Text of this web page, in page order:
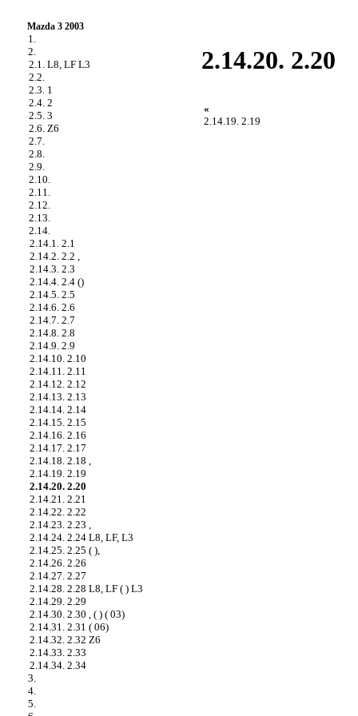
Mazda 3 2003
1.
2.
2.1. L8, LF L3
2.2.
2.3. 1
2.4. 2
2.5. 3
2.6. Z6
2.7.
2.8.
2.9.
2.10.
2.11.
2.12.
2.13.
2.14.
2.14.1. 2.1
2.14.2. 2.2 ,
2.14.3. 2.3
2.14.4. 2.4 ()
2.14.5. 2.5
2.14.6. 2.6
2.14.7. 2.7
2.14.8. 2.8
2.14.9. 2.9
2.14.10. 2.10
2.14.11. 2.11
2.14.12. 2.12
2.14.13. 2.13
2.14.14. 2.14
2.14.15. 2.15
2.14.16. 2.16
2.14.17. 2.17
2.14.18. 2.18 ,
2.14.19. 2.19
2.14.20. 2.20
2.14.21. 2.21
2.14.22. 2.22
2.14.23. 2.23 ,
2.14.24. 2.24 L8, LF, L3
2.14.25. 2.25 ( ),
2.14.26. 2.26
2.14.27. 2.27
2.14.28. 2.28 L8, LF ( ) L3
2.14.29. 2.29
2.14.30. 2.30 , ( ) ( 03)
2.14.31. 2.31 ( 06)
2.14.32. 2.32 Z6
2.14.33. 2.33
2.14.34. 2.34
3.
4.
5.
2.14.20. 2.20
«
2.14.19. 2.19